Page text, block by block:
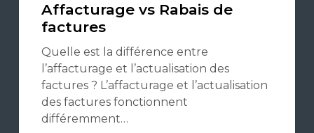
Affacturage vs Rabais de
factures
Quelle est la différence entre
l’affacturage et l’actualisation des
factures ? L’affacturage et l’actualisation
des factures fonctionnent
différemment…